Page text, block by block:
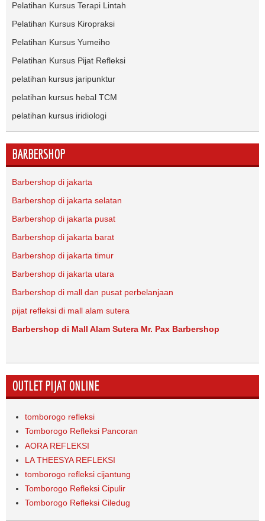
Pelatihan Kursus Terapi Lintah
Pelatihan Kursus Kiropraksi
Pelatihan Kursus Yumeiho
Pelatihan Kursus Pijat Refleksi
pelatihan kursus jaripunktur
pelatihan kursus hebal TCM
pelatihan kursus iridiologi
BARBERSHOP
Barbershop di jakarta
Barbershop di jakarta selatan
Barbershop di jakarta pusat
Barbershop di jakarta barat
Barbershop di jakarta timur
Barbershop di jakarta utara
Barbershop di mall dan pusat perbelanjaan
pijat refleksi di mall alam sutera
Barbershop di Mall Alam Sutera Mr. Pax Barbershop
OUTLET PIJAT ONLINE
tomborogo refleksi
Tomborogo Refleksi Pancoran
AORA REFLEKSI
LA THEESYA REFLEKSI
tomborogo refleksi cijantung
Tomborogo Refleksi Cipulir
Tomborogo Refleksi Ciledug